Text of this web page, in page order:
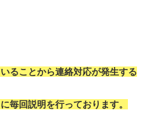
ることから連絡対応が発生する
毎回説明を行っております。